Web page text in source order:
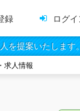
録 ログイ
を提案いたします。
求人情報